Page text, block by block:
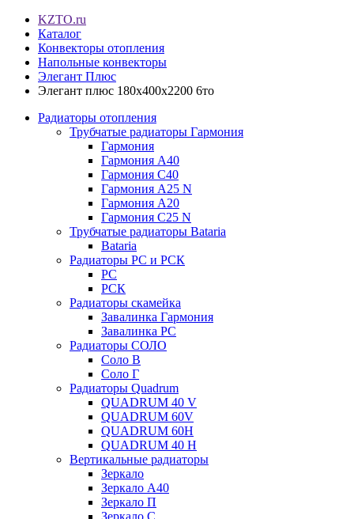
KZTO.ru
Каталог
Конвекторы отопления
Напольные конвекторы
Элегант Плюс
Элегант плюс 180x400x2200 6то
Радиаторы отопления
Трубчатые радиаторы Гармония
Гармония
Гармония А40
Гармония С40
Гармония А25 N
Гармония А20
Гармония С25 N
Трубчатые радиаторы Bataria
Bataria
Радиаторы РС и РСК
РС
РСК
Радиаторы скамейка
Завалинка Гармония
Завалинка РС
Радиаторы СОЛО
Соло В
Соло Г
Радиаторы Quadrum
QUADRUM 40 V
QUADRUM 60V
QUADRUM 60H
QUADRUM 40 H
Вертикальные радиаторы
Зеркало
Зеркало А40
Зеркало П
Зеркало С